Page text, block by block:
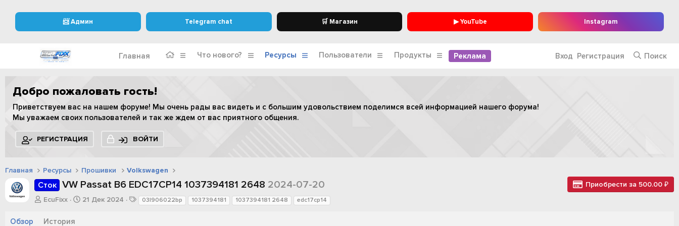
📨 Админ Telegram chat 🛒 Магазин ▶ YouTube Instagram
Главная Что нового? Ресурсы Пользователи Продукты Реклама Вход Регистрация Поиск
Добро пожаловать гость!
Приветствуем вас на нашем форуме! Мы очень рады вас видеть и с большим удовольствием поделимся всей информацией нашего форума!
Мы уважаем своих пользователей и так же ждем от вас приятного общения.
РЕГИСТРАЦИЯ ВОЙТИ
Главная Ресурсы Прошивки Volkswagen
Сток VW Passat B6 EDC17CP14 1037394181 2648 2024-07-20
Приобрести за 500.00 ₽
А
т
EcuFixx
Д
21 Дек 2024
Т03l906022bp 1037394181 1037394181 2648 edc17cp14
Обзор История